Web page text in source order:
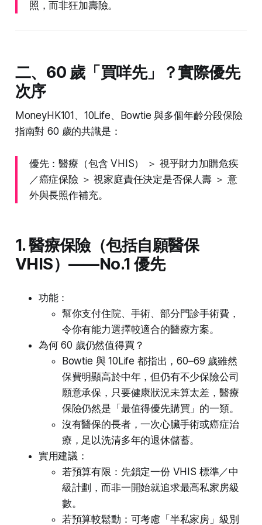
照，而非狂加壽險。
二、60 歲「買咩先」？實際優先
次序
MoneyHK101、10Life、Bowtie 與多個年齡分段保險
指南對 60 歲的共識是：
優先：醫療（包含 VHIS） ＞ 視乎財力加購危疾
／癌症保險 ＞ 視家庭責任決定是否保人壽 ＞ 意
外與長照作補充。
1. 醫療保險（包括自願醫保
VHIS）——No.1 優先
功能：
幫你支付住院、手術、部分門診手術費，
令你有能力選擇較適合的醫療方案。
為何 60 歲仍然值得買？
Bowtie 與 10Life 都指出，60–69 歲雖然
保費明顯高於中年，但仍有不少保險公司
願意承保，只要健康狀況未算太差，醫療
保險仍然是「最值得優先購買」的一類。
沒有醫保的長者，一次心臟手術或癌症治
療，足以洗清多年的退休儲蓄。
實用建議：
若預算有限：先鎖定一份 VHIS 標準／中
級計劃，而非一開始就追求最高私家房級
數。
若預算較鬆動：可考慮「半私家房」級別